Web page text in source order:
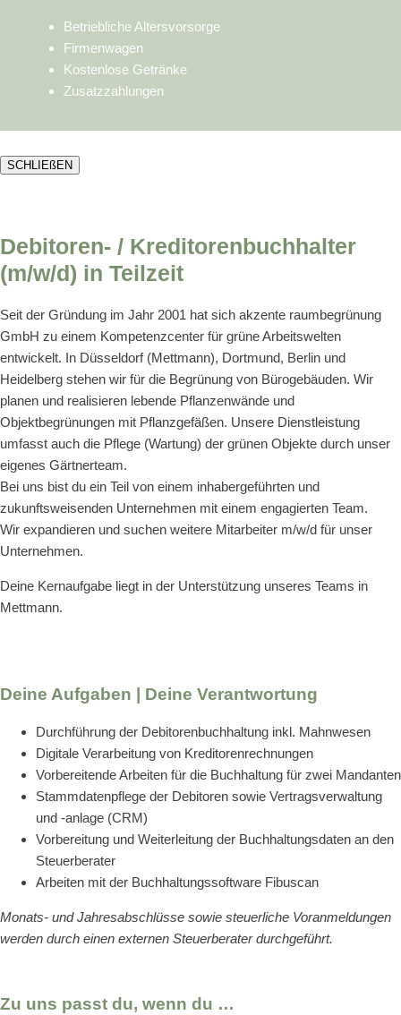
Betriebliche Altersvorsorge
Firmenwagen
Kostenlose Getränke
Zusatzzahlungen
SCHLIEßEN
Debitoren- / Kreditorenbuchhalter
(m/w/d) in Teilzeit
Seit der Gründung im Jahr 2001 hat sich akzente raumbegrünung
GmbH zu einem Kompetenzcenter für grüne Arbeitswelten
entwickelt. In Düsseldorf (Mettmann), Dortmund, Berlin und
Heidelberg stehen wir für die Begrünung von Bürogebäuden. Wir
planen und realisieren lebende Pflanzenwände und
Objektbegrünungen mit Pflanzgefäßen. Unsere Dienstleistung
umfasst auch die Pflege (Wartung) der grünen Objekte durch unser
eigenes Gärtnerteam.
Bei uns bist du ein Teil von einem inhabergeführten und
zukunftsweisenden Unternehmen mit einem engagierten Team.
Wir expandieren und suchen weitere Mitarbeiter m/w/d für unser
Unternehmen.
Deine Kernaufgabe liegt in der Unterstützung unseres Teams in
Mettmann.
Deine Aufgaben | Deine Verantwortung
Durchführung der Debitorenbuchhaltung inkl. Mahnwesen
Digitale Verarbeitung von Kreditorenrechnungen
Vorbereitende Arbeiten für die Buchhaltung für zwei Mandanten
Stammdatenpflege der Debitoren sowie Vertragsverwaltung
und -anlage (CRM)
Vorbereitung und Weiterleitung der Buchhaltungsdaten an den
Steuerberater
Arbeiten mit der Buchhaltungssoftware Fibuscan
Monats- und Jahresabschlüsse sowie steuerliche Voranmeldungen
werden durch einen externen Steuerberater durchgeführt.
Zu uns passt du, wenn du …